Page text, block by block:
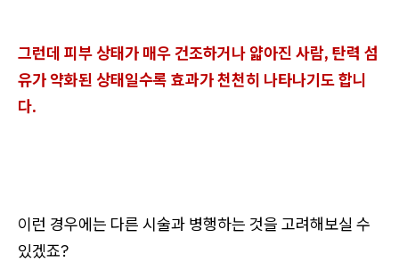
그런데 피부 상태가 매우 건조하거나 얇아진 사람, 탄력 섬
유가 약화된 상태일수록 효과가 천천히 나타나기도 합니
다.
이런 경우에는 다른 시술과 병행하는 것을 고려해보실 수
있겠죠?